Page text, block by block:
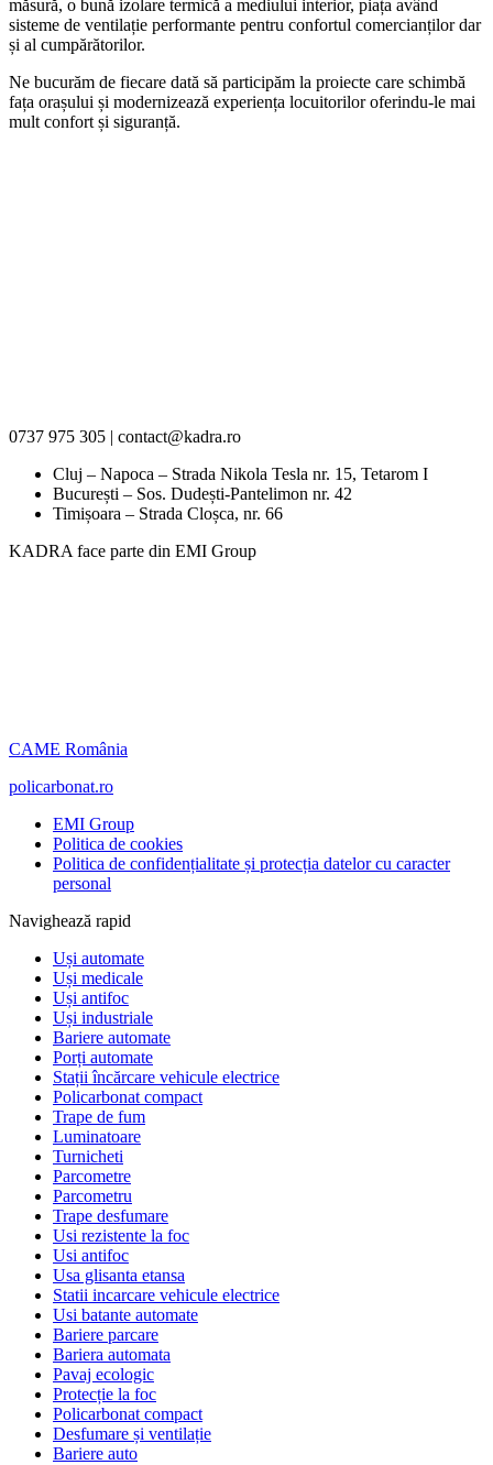
măsură, o bună izolare termică a mediului interior, piața având
sisteme de ventilație performante pentru confortul comercianților dar
și al cumpărătorilor.
Ne bucurăm de fiecare dată să participăm la proiecte care schimbă
fața orașului și modernizează experiența locuitorilor oferindu-le mai
mult confort și siguranță.
0737 975 305 | contact@kadra.ro
Cluj – Napoca – Strada Nikola Tesla nr. 15, Tetarom I
București – Sos. Dudești-Pantelimon nr. 42
Timișoara – Strada Cloșca, nr. 66
KADRA face parte din EMI Group
CAME România
policarbonat.ro
EMI Group
Politica de cookies
Politica de confidențialitate și protecția datelor cu caracter
personal
Navighează rapid
Uși automate
Uși medicale
Uși antifoc
Uși industriale
Bariere automate
Porți automate
Stații încărcare vehicule electrice
Policarbonat compact
Trape de fum
Luminatoare
Turnicheti
Parcometre
Parcometru
Trape desfumare
Usi rezistente la foc
Usi antifoc
Usa glisanta etansa
Statii incarcare vehicule electrice
Usi batante automate
Bariere parcare
Bariera automata
Pavaj ecologic
Protecție la foc
Policarbonat compact
Desfumare și ventilație
Bariere auto